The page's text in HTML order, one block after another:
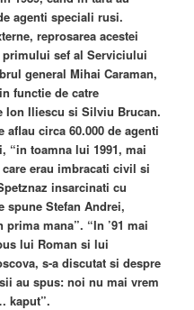
agenti speciali rusi.
reprosarea acestei
sef al Serviciului
general Mihai Caraman,
functie de catre
Ion Iliescu si Silviu Brucan.
aflau circa 60.000 de agenti
toamna lui 1991, mai
erau imbracati civil si
insarcinati cu
spune Stefan Andrei,
mana”. “In ’91 mai
lui Roman si lui
s-a discutat si despre
au spus: noi nu mai vrem
kaput”.